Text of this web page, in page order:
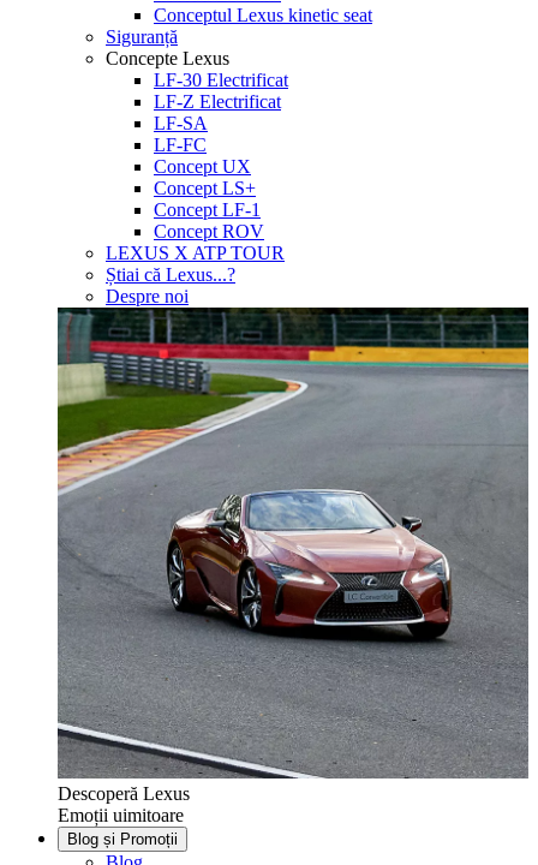
Conceptul Lexus kinetic seat
Siguranță
Concepte Lexus
LF-30 Electrificat
LF-Z Electrificat
LF-SA
LF-FC
Concept UX
Concept LS+
Concept LF-1
Concept ROV
LEXUS X ATP TOUR
Știai că Lexus...?
Despre noi
Descoperă Lexus
Emoții uimitoare
Blog și Promoții